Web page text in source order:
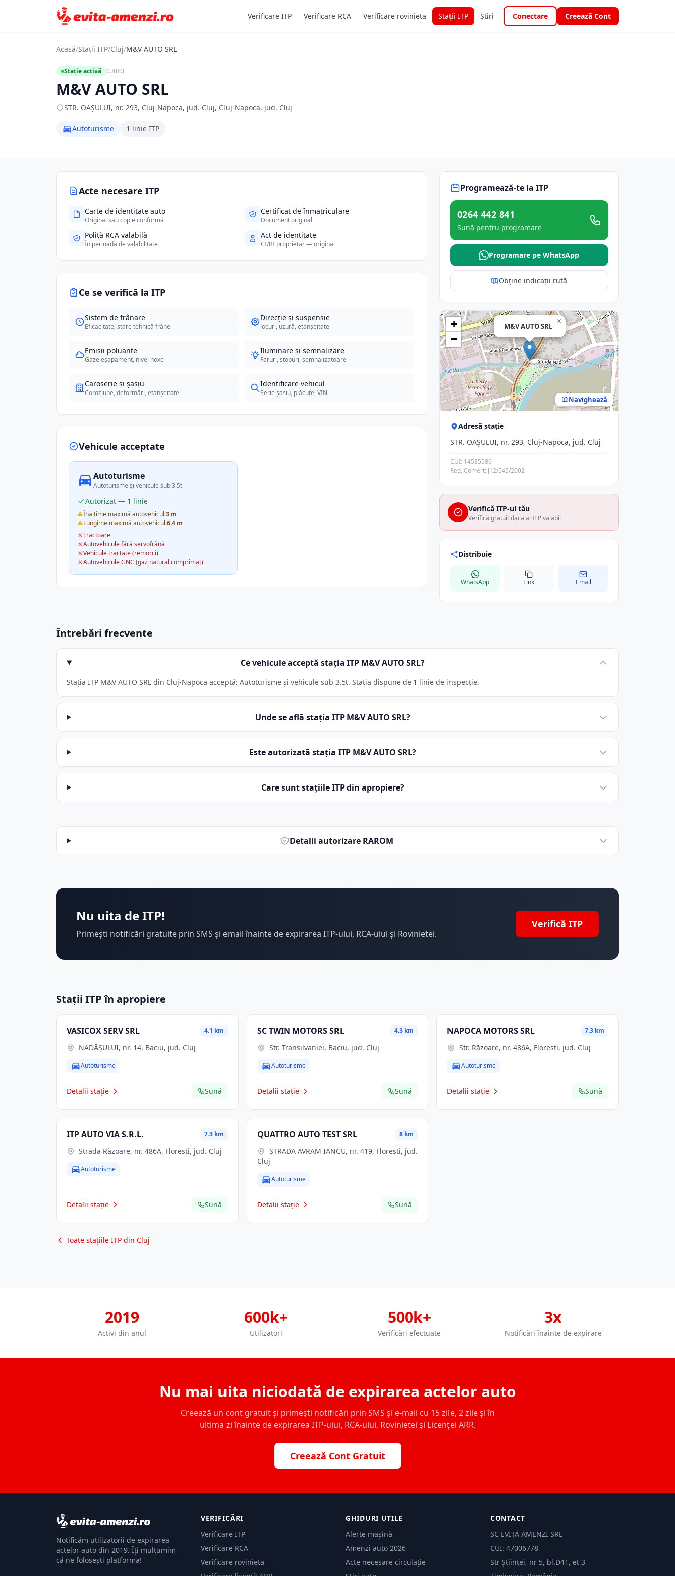
Verificare ITP Verificare RCA Verificare rovinieta Stații ITP Știri Conectare Creează Cont
Acasă/Stații ITP/Cluj/M&V AUTO SRL
Stație activă CJ083
M&V AUTO SRL
STR. OAŞULUI, nr. 293, Cluj-Napoca, jud. Cluj, Cluj-Napoca, jud. Cluj
Autoturisme 1 linie ITP
Acte necesare ITP
Carte de identitate auto
Original sau copie conformă
Certificat de înmatriculare
Document original
Poliță RCA valabilă
În perioada de valabilitate
Act de identitate
CI/BI proprietar — original
Ce se verifică la ITP
Sistem de frânare
Eficacitate, stare tehnică frâne
Direcție și suspensie
Jocuri, uzură, etanșeitate
Emisii poluante
Gaze eșapament, nivel noxe
Iluminare și semnalizare
Faruri, stopuri, semnalizatoare
Caroserie și șasiu
Coroziune, deformări, etanșeitate
Identificare vehicul
Serie șasiu, plăcuțe, VIN
Vehicule acceptate
Autoturisme
Autoturisme și vehicule sub 3.5t
Autorizat — 1 linie
Înălțime maximă autovehicul:3 m
Lungime maximă autovehicul:6.4 m
Tractoare
Autovehicule fără servofrână
Vehicule tractate (remorci)
Autovehicule GNC (gaz natural comprimat)
Programează-te la ITP
0264 442 841
Sună pentru programare
Programare pe WhatsApp
Obține indicații rută
M&V AUTO SRL
×
+
−
Navighează
Adresă stație
STR. OAŞULUI, nr. 293, Cluj-Napoca, jud. Cluj
CUI: 14535586
Reg. Comerț: J12/545/2002
Verifică ITP-ul tău
Verifică gratuit dacă ai ITP valabil
Distribuie
WhatsApp Link Email
Întrebări frecvente
Ce vehicule acceptă stația ITP M&V AUTO SRL?
Stația ITP M&V AUTO SRL din Cluj-Napoca acceptă: Autoturisme și vehicule sub 3.5t. Stația dispune de 1 linie de inspecție.
Unde se află stația ITP M&V AUTO SRL?
Este autorizată stația ITP M&V AUTO SRL?
Care sunt stațiile ITP din apropiere?
Detalii autorizare RAROM
Nu uita de ITP!
Primești notificări gratuite prin SMS și email înainte de expirarea ITP-ului, RCA-ului și Rovinietei.
Verifică ITP
Stații ITP în apropiere
VASICOX SERV SRL 4.1 km
NADĂȘULUI, nr. 14, Baciu, jud. Cluj
Autoturisme
Detalii stație Sună
SC TWIN MOTORS SRL 4.3 km
Str. Transilvaniei, Baciu, jud. Cluj
Autoturisme
Detalii stație Sună
NAPOCA MOTORS SRL 7.3 km
Str. Răzoare, nr. 486A, Floresti, jud. Cluj
Autoturisme
Detalii stație Sună
ITP AUTO VIA S.R.L. 7.3 km
Strada Răzoare, nr. 486A, Floresti, jud. Cluj
Autoturisme
Detalii stație Sună
QUATTRO AUTO TEST SRL 8 km
Cluj
Autoturisme
Detalii stație Sună
Toate stațiile ITP din Cluj
2019
Activi din anul
600k+
Utilizatori
500k+
Verificări efectuate
3x
Notificări înainte de expirare
Nu mai uita niciodată de expirarea actelor auto
Creează un cont gratuit și primești notificări prin SMS și e-mail cu 15 zile, 2 zile și în
ultima zi înainte de expirarea ITP-ului, RCA-ului, Rovinietei și Licenței ARR.
Creează Cont Gratuit
Notificăm utilizatorii de expirarea
actelor auto din 2019. Îți mulțumim
că ne folosești platforma!
VERIFICĂRI
Verificare ITP
Verificare RCA
Verificare rovinieta
GHIDURI UTILE
Alerte mașină
Amenzi auto 2026
Acte necesare circulație
CONTACT
SC EVITĂ AMENZI SRL
CUI: 47006778
Str Științei, nr 5, bl.D41, et 3